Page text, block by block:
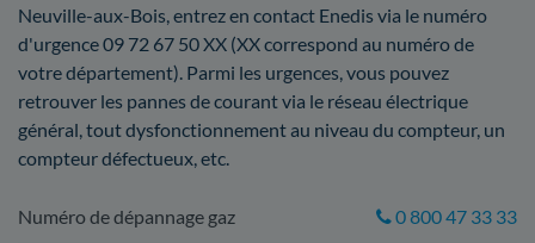
Neuville-aux-Bois, entrez en contact Enedis via le numéro
d'urgence 09 72 67 50 XX (XX correspond au numéro de
votre département). Parmi les urgences, vous pouvez
retrouver les pannes de courant via le réseau électrique
général, tout dysfonctionnement au niveau du compteur, un
compteur défectueux, etc.
Numéro de dépannage gaz 0 800 47 33 33